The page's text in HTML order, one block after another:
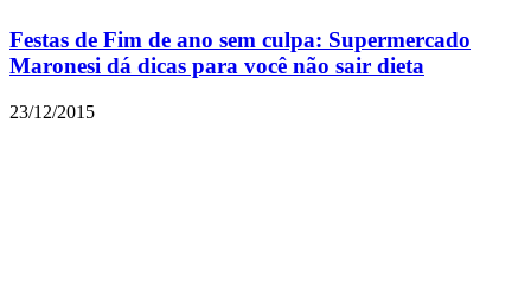
Festas de Fim de ano sem culpa: Supermercado
Maronesi dá dicas para você não sair dieta
23/12/2015